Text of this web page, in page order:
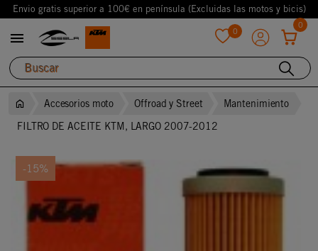
Envio gratis superior a 100€ en península (Excluidas las motos y bicis)
 0
0
Accesorios moto Offroad y Street
Mantenimiento
FILTRO DE ACEITE KTM, LARGO 2007-2012
-15%